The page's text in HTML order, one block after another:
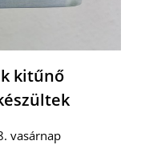
kitűnő
vasárnap